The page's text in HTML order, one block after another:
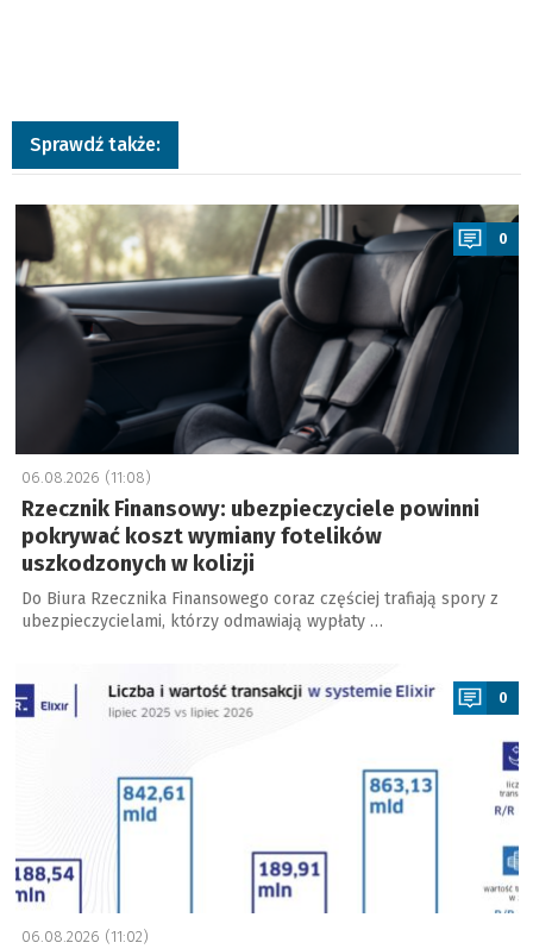
Sprawdź także:
a
0
06.08.2026 (11:08)
Rzecznik Finansowy: ubezpieczyciele powinni
pokrywać koszt wymiany fotelików
uszkodzonych w kolizji
Do Biura Rzecznika Finansowego coraz częściej trafiają spory z
ubezpieczycielami, którzy odmawiają wypłaty …
0
06.08.2026 (11:02)